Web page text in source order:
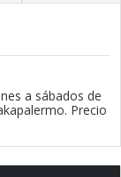
a sábados de
Precio